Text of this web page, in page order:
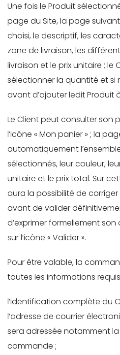
Une fois le Produit
page du Site, la page
choisi, le descriptif, les
zone de livraison, les
livraison et le prix unitaire ; le
sélectionner la quantité et si
avant d’ajouter ledit Produit
Le Client peut consulter son
l’icône « Mon panier » ; la
automatiquement
sélectionnés, leur couleur,
unitaire et le prix total. Sur
aura la possibilité de corriger
avant de valider
d’exprimer formellement
sur l’icône « Valider ».
Pour être valable, la
toutes les informations
l’identification complète du
l’adresse de courrier
sera adressée notamment
commande ;